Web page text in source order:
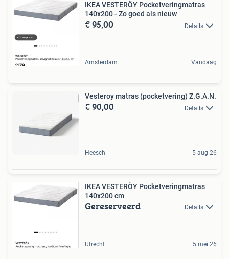
IKEA VESTERÖY Pocketveringmatras
140x200 - Zo goed als nieuw
€ 95,00 Details
Amsterdam Vandaag
Vesteroy matras (pocketvering) Z.G.A.N.
€ 90,00 Details
Heesch 5 aug 26
IKEA VESTERÖY Pocketveringmatras
140x200 cm
Gereserveerd Details
Utrecht 5 mei 26